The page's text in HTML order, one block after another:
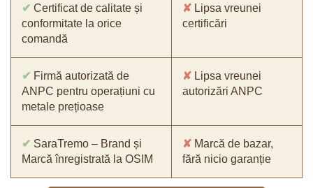
✔ Certificat de calitate și
conformitate la orice
comandă
✘ Lipsa vreunei
certificări
✔ Firmă autorizată de
ANPC pentru operațiuni cu
metale prețioase
✘ Lipsa vreunei
autorizări ANPC
✔ SaraTremo – Brand și
Marcă înregistrată la OSIM
✘ Marcă de bazar,
fără nicio garanție